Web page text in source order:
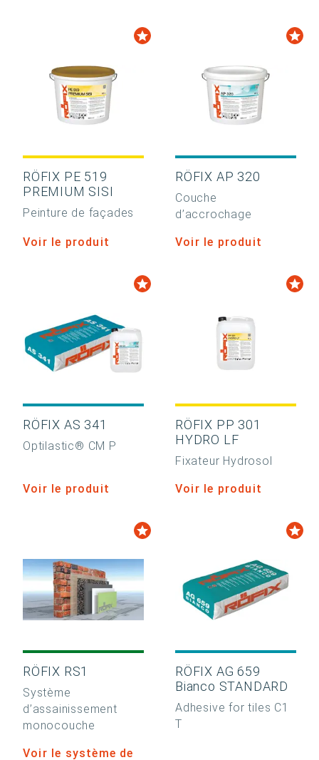
RÖFIX PE 519
PREMIUM SISI
Peinture de façades
Voir le produit
RÖFIX AP 320
Couche
d’accrochage
Voir le produit
RÖFIX AS 341
Optilastic® CM P
Voir le produit
RÖFIX PP 301
HYDRO LF
Fixateur Hydrosol
Voir le produit
RÖFIX RS1
Système
d’assainissement
monocouche
Voir le système de
RÖFIX AG 659
Bianco STANDARD
Adhesive for tiles C1
T